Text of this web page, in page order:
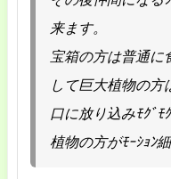
来ます。
宝箱の方は普通に
して巨大植物の方
口に放り込みﾓｸﾞﾓ
植物の方がﾓｰｼｮﾝ